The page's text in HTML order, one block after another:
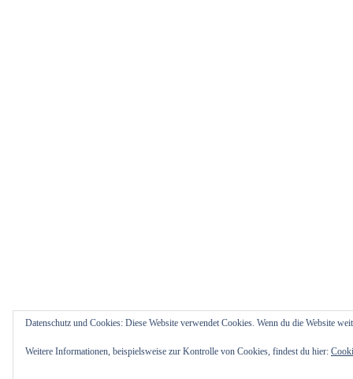
Datenschutz und Cookies: Diese Website verwendet Cookies. Wenn du die Website
Weitere Informationen, beispielsweise zur Kontrolle von Cookies, findest du hier: